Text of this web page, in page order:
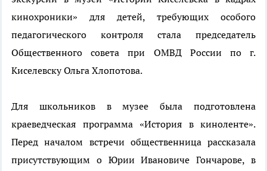
кинохроники» для детей, требующих особого
педагогического контроля стала председатель
Общественного совета при ОМВД России по г.
Киселевску Ольга Хлопотова.
Для школьников в музее была подготовлена
краеведческая программа «История в киноленте».
Перед началом встречи общественница рассказала
присутствующим о Юрии Ивановиче Гончарове, в